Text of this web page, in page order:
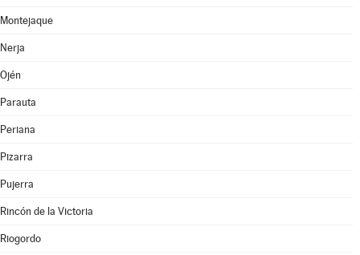
Montejaque
Nerja
Ojén
Parauta
Periana
Pizarra
Pujerra
Rincón de la Victoria
Riogordo